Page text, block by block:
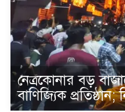
নেত্রকোনার বড়
বাণিজ্যিক প্রতিষ্ঠান;